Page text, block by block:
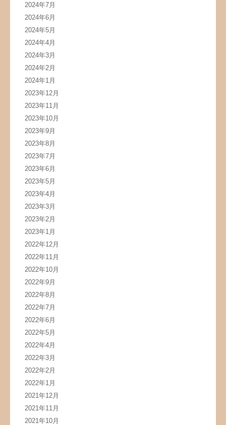
2024年7月
2024年6月
2024年5月
2024年4月
2024年3月
2024年2月
2024年1月
2023年12月
2023年11月
2023年10月
2023年9月
2023年8月
2023年7月
2023年6月
2023年5月
2023年4月
2023年3月
2023年2月
2023年1月
2022年12月
2022年11月
2022年10月
2022年9月
2022年8月
2022年7月
2022年6月
2022年5月
2022年4月
2022年3月
2022年2月
2022年1月
2021年12月
2021年11月
2021年10月